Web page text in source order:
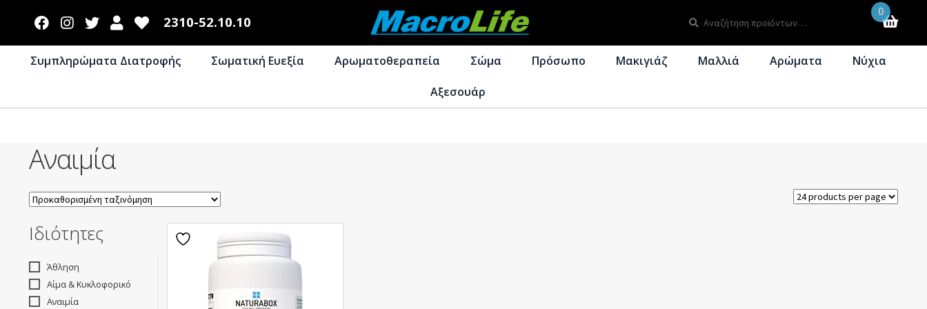
Απευθείας
μετάβαση
στην
Μετάβαση
σε
περιεχόμενο
2310-52.10.10
για:
0
Συμπληρώματα Διατροφής Σωματική Ευεξία Αρωματοθεραπεία Σώμα Πρόσωπο Μακιγιάζ Μαλλιά Αρώματα Νύχια
Αξεσουάρ
Αναιμία
Ιδιότητες
Άθληση
Αίμα & Κυκλοφορικό
Αναιμία